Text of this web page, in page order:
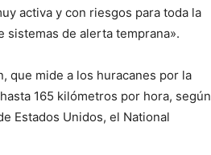
activa y con riesgos para toda la
sistemas de alerta temprana».
que mide a los huracanes por la
165 kilómetros por hora, según
Estados Unidos, el National